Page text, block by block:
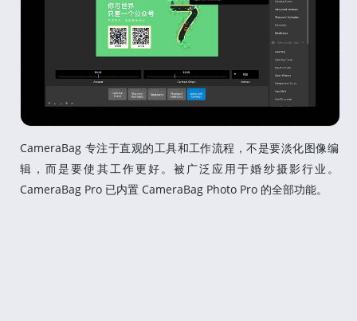
CameraBag 专注于直观的工具和工作流程，不是要淡化图像编
辑，而是要使其工作更好。被广泛应用于婚纱摄影行业。
CameraBag Pro 已内置 CameraBag Photo Pro 的全部功能。